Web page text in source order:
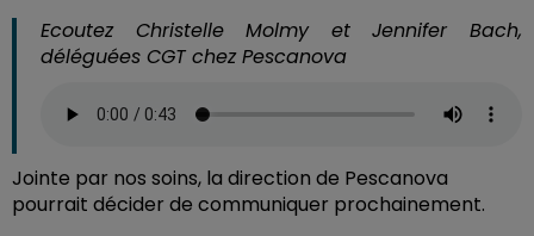
Ecoutez Christelle Molmy et Jennifer Bach,
déléguées CGT chez Pescanova
Jointe par nos soins, la direction de Pescanova
pourrait décider de communiquer prochainement.